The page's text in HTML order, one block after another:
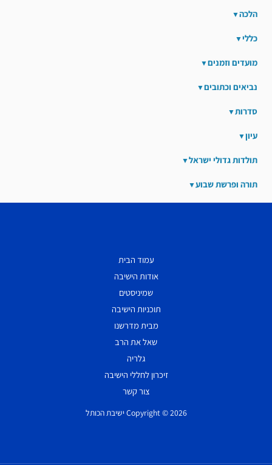
הלכה
כללי
מועדים וזמנים
נביאים וכתובים
סדרות
עיון
תולדות גדולי ישראל
תורה ופרשת שבוע
עמוד הבית
אודות הישיבה
שמיניסטים
תוכניות הישיבה
מבית מדרשנו
שאל את הרב
גלריה
זיכרון לחללי הישיבה
צור קשר
Copyright © 2026 ישיבת הכותל